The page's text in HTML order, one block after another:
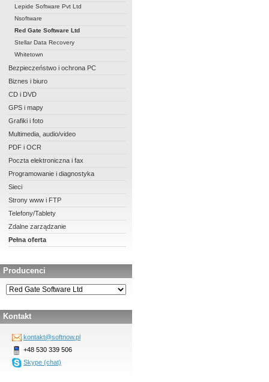
Lepide Software Pvt Ltd
Nsoftware
Red Gate Software Ltd
Stellar Data Recovery
Whitetown
Bezpieczeństwo i ochrona PC
Biznes i biuro
CD i DVD
GPS i mapy
Grafiki i foto
Multimedia, audio/video
PDF i OCR
Poczta elektroniczna i fax
Programowanie i diagnostyka
Sieci
Strony www i FTP
Telefony/Tablety
Zdalne zarządzanie
Pełna oferta
Producenci
Kontakt
kontakt@softnow.pl
+48 530 339 506
Skype (chat)